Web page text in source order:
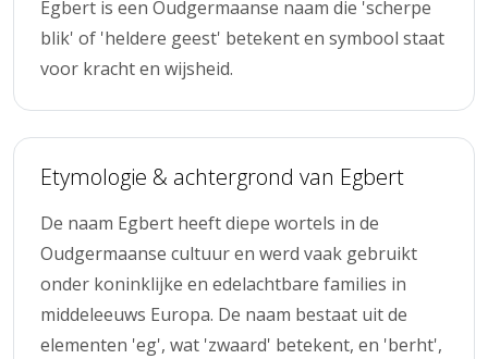
Egbert is een Oudgermaanse naam die 'scherpe
blik' of 'heldere geest' betekent en symbool staat
voor kracht en wijsheid.
Etymologie & achtergrond van Egbert
De naam Egbert heeft diepe wortels in de
Oudgermaanse cultuur en werd vaak gebruikt
onder koninklijke en edelachtbare families in
middeleeuws Europa. De naam bestaat uit de
elementen 'eg', wat 'zwaard' betekent, en 'berht',